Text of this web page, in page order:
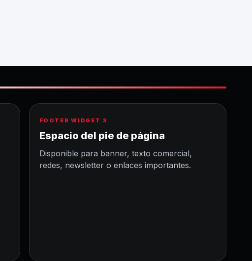
FOOTER WIDGET 3
Espacio del pie de página
Disponible para banner, texto comercial,
redes, newsletter o enlaces importantes.